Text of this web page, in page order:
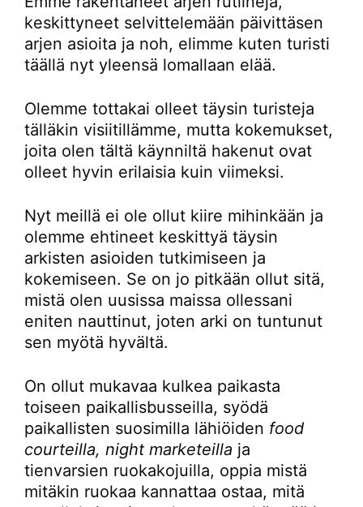
keskittyneet selvittelemään päivittäsen
arjen asioita ja noh, elimme kuten turisti
täällä nyt yleensä lomallaan elää.
Olemme tottakai olleet täysin turisteja
tälläkin visiitillämme, mutta kokemukset,
joita olen tältä käynniltä hakenut ovat
olleet hyvin erilaisia kuin viimeksi.
Nyt meillä ei ole ollut kiire mihinkään ja
olemme ehtineet keskittyä täysin
arkisten asioiden tutkimiseen ja
kokemiseen. Se on jo pitkään ollut sitä,
mistä olen uusissa maissa ollessani
eniten nauttinut, joten arki on tuntunut
sen myötä hyvältä.
On ollut mukavaa kulkea paikasta
toiseen paikallisbusseilla, syödä
paikallisten suosimilla lähiöiden food
courteilla, night marketeilla ja
tienvarsien ruokakojuilla, oppia mistä
mitäkin ruokaa kannattaa ostaa, mitä